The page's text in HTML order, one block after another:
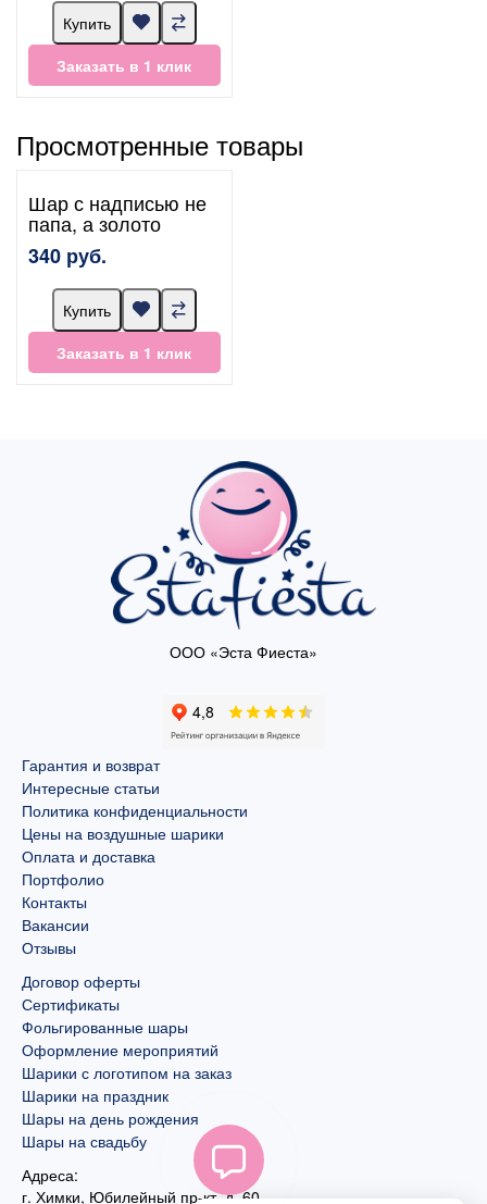
Купить
Заказать в 1 клик
Просмотренные товары
Шар с надписью не
папа, а золото
340 руб.
Купить
Заказать в 1 клик
ООО «Эста Фиеста»
Гарантия и возврат
Интересные статьи
Политика конфиденциальности
Цены на воздушные шарики
Оплата и доставка
Портфолио
Контакты
Вакансии
Отзывы
Договор оферты
Сертификаты
Фольгированные шары
Оформление мероприятий
Шарики с логотипом на заказ
Шарики на праздник
Шары на день рождения
Шары на свадьбу
Адреса:
г. Химки, Юбилейный пр-кт, д. 60